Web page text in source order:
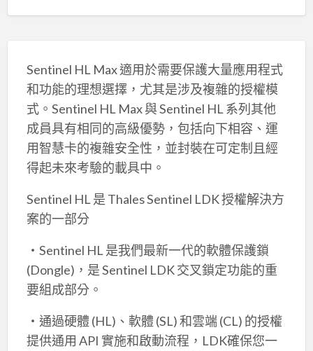
Sentinel HL Max 適用於需要保護大量應用程式
和功能的理想選擇，尤其是涉及複雜的授權模
式。Sentinel HL Max 與 Sentinel HL 系列其他
成員具有相同的高級優勢，包括向下相容、運
用智慧卡的複雜安全性，並封裝在可定制且經
得起未來考驗的載具中。
Sentinel HL 是 Thales Sentinel LDK 授權解決方
案的一部分
‧Sentinel HL 是我們最新一代的軟體保護鎖
(Dongle)，是 Sentinel LDK 交叉鎖定功能的重
要組成部分。
‧通過硬體 (HL)、軟體 (SL) 和雲端 (CL) 的授權
提供通用 API 實施和啟動流程，LDK確保您一